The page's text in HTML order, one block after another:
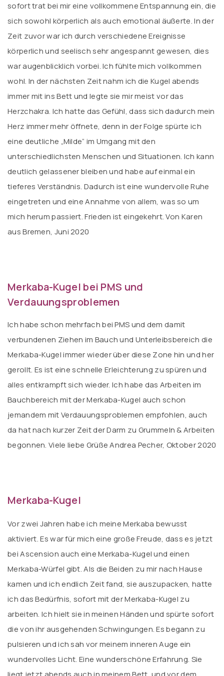
sofort trat bei mir eine vollkommene Entspannung ein, die
sich sowohl körperlich als auch emotional äußerte. In der
Zeit zuvor war ich durch verschiedene Ereignisse
körperlich und seelisch sehr angespannt gewesen, dies
war augenblicklich vorbei. Ich fühlte mich vollkommen
wohl. In der nächsten Zeit nahm ich die Kugel abends
immer mit ins Bett und legte sie mir meist vor das
Herzchakra. Ich hatte das Gefühl, dass sich dadurch mein
Herz immer mehr öffnete, denn in der Folge spürte ich
eine deutliche „Milde“ im Umgang mit den
unterschiedlichsten Menschen und Situationen. Ich kann
deutlich gelassener bleiben und habe auf einmal ein
tieferes Verständnis. Dadurch ist eine wundervolle Ruhe
eingetreten und eine Annahme von allem, was so um
mich herum passiert. Frieden ist eingekehrt. Von Karen
aus Bremen, Juni 2020
Merkaba-Kugel bei PMS und
Verdauungsproblemen
Ich habe schon mehrfach bei PMS und dem damit
verbundenen Ziehen im Bauch und Unterleibsbereich die
Merkaba-Kugel immer wieder über diese Zone hin und her
gerollt. Es ist eine schnelle Erleichterung zu spüren und
alles entkrampft sich wieder. Ich habe das Arbeiten im
Bauchbereich mit der Merkaba-Kugel auch schon
jemandem mit Verdauungsproblemen empfohlen, auch
da hat nach kurzer Zeit der Darm zu Grummeln & Arbeiten
begonnen. Viele liebe Grüße Andrea Pecher, Oktober 2020
Merkaba-Kugel
Vor zwei Jahren habe ich meine Merkaba bewusst
aktiviert. Es war für mich eine große Freude, dass es jetzt
bei Ascension auch eine Merkaba-Kugel und einen
Merkaba-Würfel gibt. Als die Beiden zu mir nach Hause
kamen und ich endlich Zeit fand, sie auszupacken, hatte
ich das Bedürfnis, sofort mit der Merkaba-Kugel zu
arbeiten. Ich hielt sie in meinen Händen und spürte sofort
die von ihr ausgehenden Schwingungen. Es begann zu
pulsieren und ich sah vor meinem inneren Auge ein
wundervolles Licht. Eine wunderschöne Erfahrung. Sie